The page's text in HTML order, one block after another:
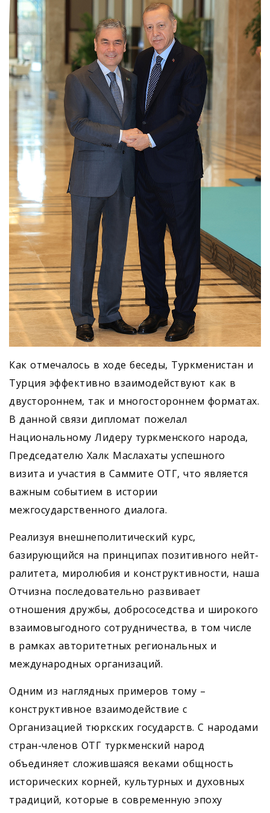
Как отмечалось в ходе беседы, Туркменистан и
Турция эффективно взаимодействуют как в
двустороннем, так и многостороннем форматах.
В данной связи дипломат пожелал
Национальному Лидеру туркменского народа,
Председателю Халк Маслахаты успешного
визита и участия в Саммите ОТГ, что является
важным событием в истории
межгосударственного диалога.
Реализуя внешнеполитический курс,
базирующийся на принципах позитивного нейт­
ралитета, миролюбия и конструктивности, наша
Отчизна последовательно развивает
отношения дружбы, добрососедства и широкого
взаимовыгодного сотрудничества, в том числе
в рамках авторитетных региональных и
международных организаций.
Одним из наглядных примеров тому –
конструктивное взаимодействие с
Организацией тюркских государств. С народами
стран-членов ОТГ туркменский народ
объединяет сложившаяся веками общность
исторических корней, культурных и духовных
традиций, которые в современную эпоху